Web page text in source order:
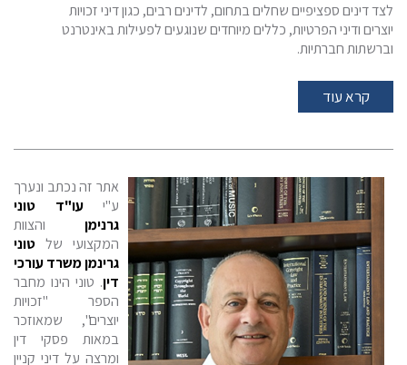
לצד דינים ספציפיים שחלים בתחום, לדינים רבים, כגון דיני זכויות
יוצרים ודיני הפרטיות, כללים מיוחדים שנוגעים לפעילות באינטרנט
וברשתות חברתיות.
קרא עוד
אתר זה נכתב ונערך
ע"יעו"ד טוני
גרנימן
והצוות
המקצועי של טוני
גרינמן משרד עורכי
דין. טוני הינו מחבר
הספר "זכויות
יוצרים", שמאוזכר
במאות פסקי דין
ומרצה על דיני קניין